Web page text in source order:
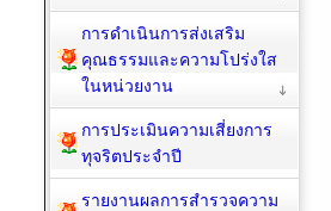
การดำเนินการส่งเสริม
คุณธรรมและความโปร่งใส
ในหน่วยงาน
การประเมินความเสี่ยงการ
ทุจริตประจำปี
รายงานผลการสำรวจความ